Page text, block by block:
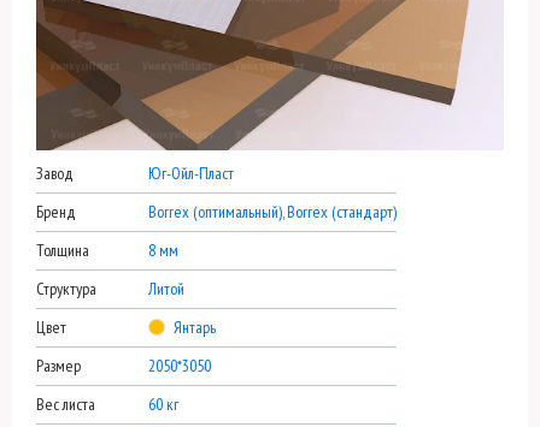
Завод
Юг-Ойл-Пласт
Бренд
Borrex (оптимальный), Borrex (стандарт)
Толщина
8 мм
Структура
Литой
Цвет
Янтарь
Размер
2050*3050
Вес листа
60 кг